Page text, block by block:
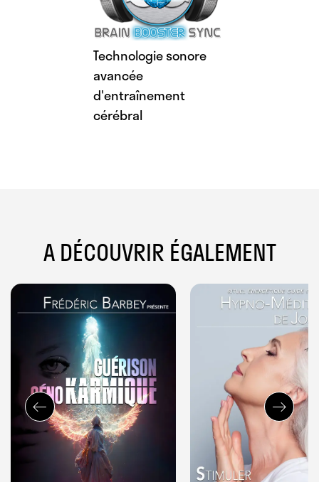
Technologie sonore
avancée
d'entraînement
cérébral
A DÉCOUVRIR ÉGALEMENT